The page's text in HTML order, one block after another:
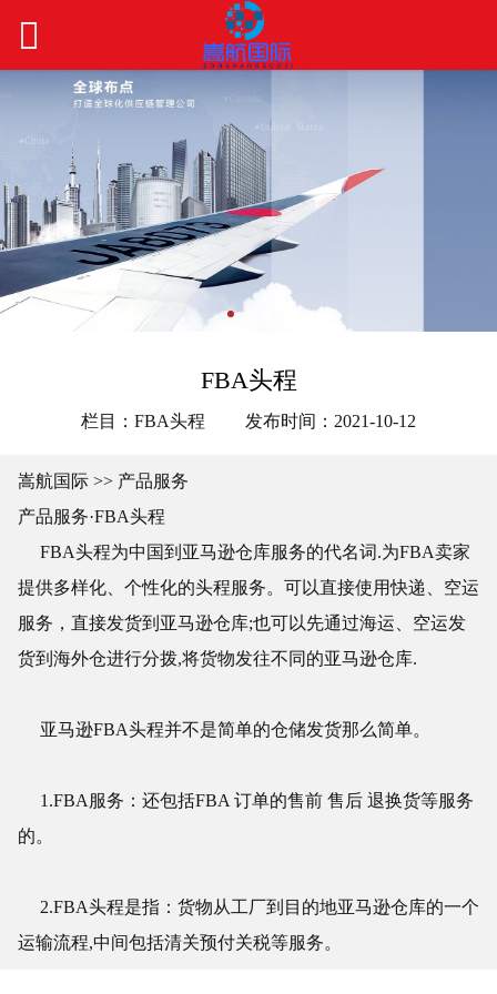
FBA头程
栏目：FBA头程 发布时间：2021-10-12
嵩航国际 >> 产品服务
产品服务·FBA头程
FBA头程为中国到亚马逊仓库服务的代名词.为FBA卖家
提供多样化、个性化的头程服务。可以直接使用快递、空运
服务，直接发货到亚马逊仓库;也可以先通过海运、空运发
货到海外仓进行分拨,将货物发往不同的亚马逊仓库.
亚马逊FBA头程并不是简单的仓储发货那么简单。
1.FBA服务：还包括FBA 订单的售前 售后 退换货等服务
的。
2.FBA头程是指：货物从工厂到目的地亚马逊仓库的一个
运输流程,中间包括清关预付关税等服务。